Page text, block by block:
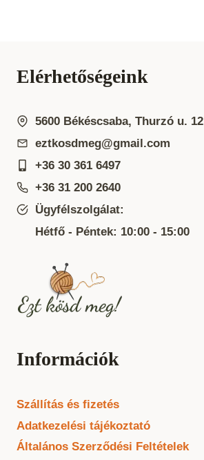
Elérhetőségeink
5600 Békéscsaba, Thurzó u. 12
eztkosdmeg@gmail.com
+36 30 361 6497
+36 31 200 2640
Ügyfélszolgálat:
Hétfő - Péntek: 10:00 - 15:00
Információk
Szállítás és fizetés
Adatkezelési tájékoztató
Általános Szerződési Feltételek